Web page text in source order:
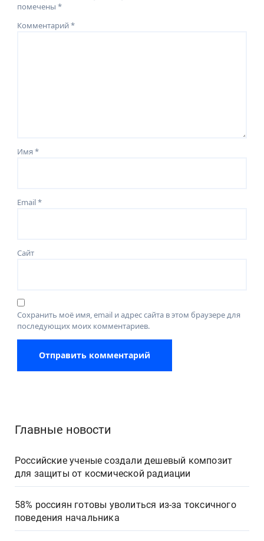
помечены*
Комментарий*
Имя*
Email*
Сайт
Сохранить моё имя, email и адрес сайта в этом браузере для
последующих моих комментариев.
Главные новости
Российские ученые создали дешевый композит
для защиты от космической радиации
58% россиян готовы уволиться из-за токсичного
поведения начальника